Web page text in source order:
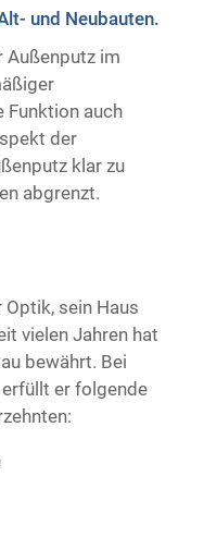
und Neubauten.
Außenputz im
Funktion auch
der
klar zu
abgrenzt.
sein Haus
vielen Jahren hat
bewährt. Bei
er folgende